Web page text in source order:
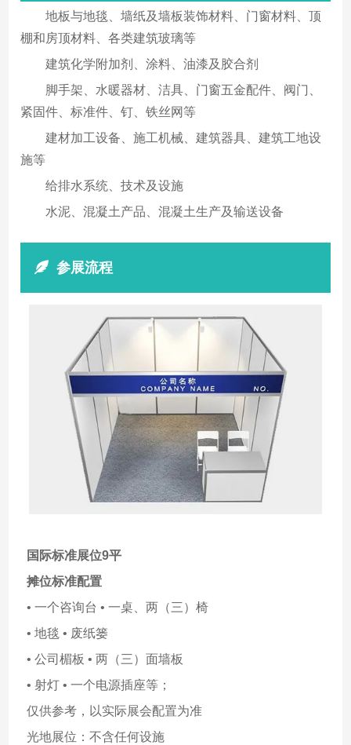
地板与地毯、墙纸及墙板装饰材料、门窗材料、顶
棚和房顶材料、各类建筑玻璃等
建筑化学附加剂、涂料、油漆及胶合剂
脚手架、水暖器材、洁具、门窗五金配件、阀门、
紧固件、标准件、钉、铁丝网等
建材加工设备、施工机械、建筑器具、建筑工地设
施等
给排水系统、技术及设施
水泥、混凝土产品、混凝土生产及输送设备
参展流程
国际标准展位9平
摊位标准配置
• 一个咨询台 • 一桌、两（三）椅
• 地毯 • 废纸篓
• 公司楣板 • 两（三）面墙板
• 射灯 • 一个电源插座等；
仅供参考，以实际展会配置为准
光地展位：不含任何设施